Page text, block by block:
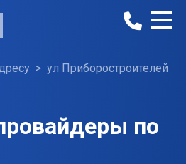
ул Приборостроителей
по